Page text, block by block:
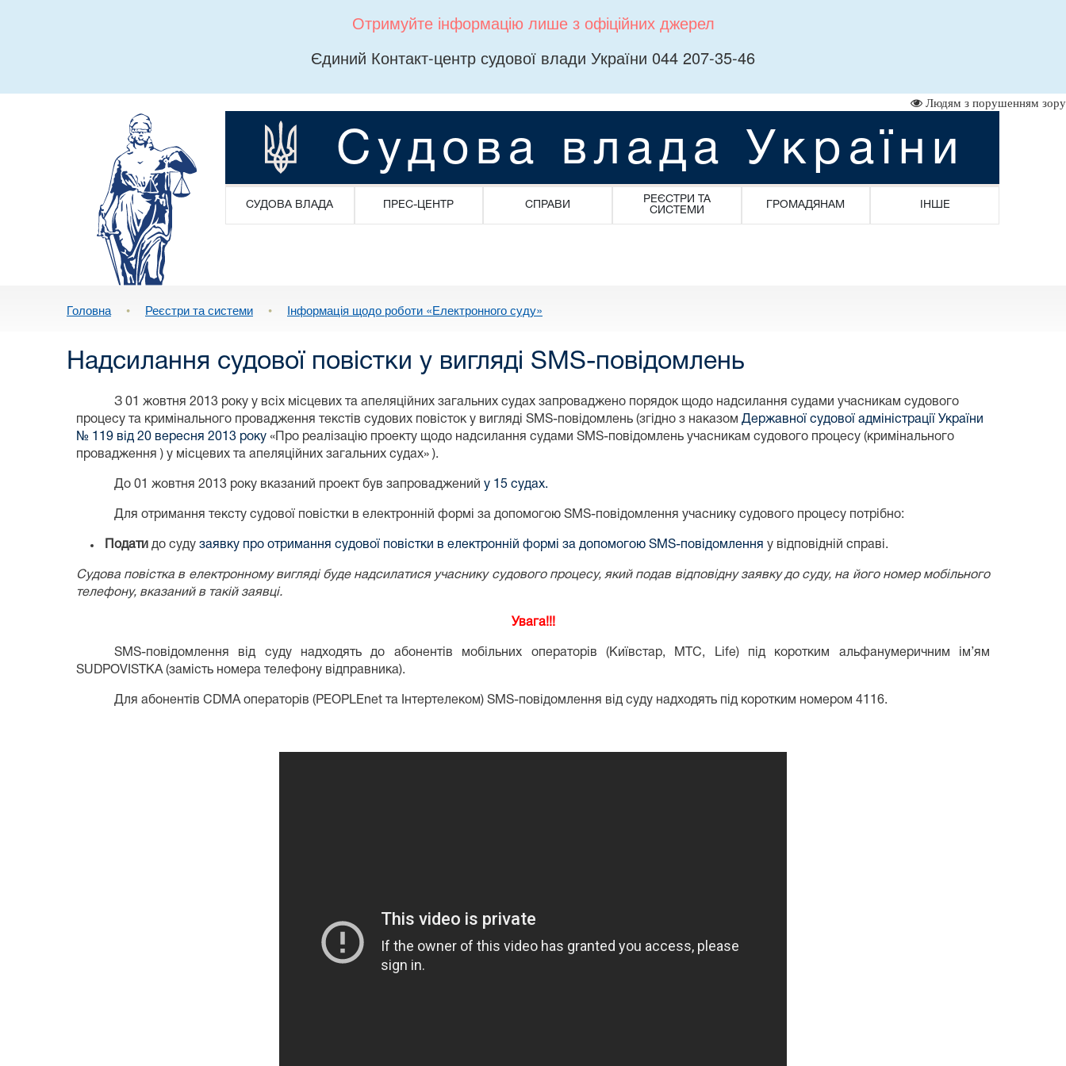
Отримуйте інформацію лише з офіційних джерел
Єдиний Контакт-центр судової влади України 044 207-35-46
Людям з порушенням зору
Судова влада України
СУДОВА ВЛАДА ПРЕС-ЦЕНТР СПРАВИ
РЕЄСТРИ ТА
СИСТЕМИ
ГРОМАДЯНАМ ІНШЕ
Головна • Реєстри та системи • Інформація щодо роботи «Електронного суду»
Надсилання судової повістки у вигляді SMS-повідомлень
З 01 жовтня 2013 року у всіх місцевих та апеляційних загальних судах запроваджено порядок щодо надсилання судами учасникам судового
процесу та кримінального провадження текстів судових повісток у вигляді SMS-повідомлень (згідно з наказом Державної судової адміністрації України
№ 119 від 20 вересня 2013 року «Про реалізацію проекту щодо надсилання судами SMS-повідомлень учасникам судового процесу (кримінального
провадження ) у місцевих та апеляційних загальних судах» ).
До 01 жовтня 2013 року вказаний проект був запроваджений у 15 судах.
Для отримання тексту судової повістки в електронній формі за допомогою SMS-повідомлення учаснику судового процесу потрібно:
Подати до суду заявку про отримання судової повістки в електронній формі за допомогою SMS-повідомлення у відповідній справі.
Судова повістка в електронному вигляді буде надсилатися учаснику судового процесу, який подав відповідну заявку до суду, на його номер мобільного
телефону, вказаний в такій заявці.
Увага!!!
SMS-повідомлення від суду надходять до абонентів мобільних операторів (Київстар, МТС, Life) під коротким альфанумеричним ім’ям
SUDPOVISTKA (замість номера телефону відправника).
Для абонентів CDMA операторів (PEOPLEnet та Інтертелеком) SMS-повідомлення від суду надходять під коротким номером 4116.